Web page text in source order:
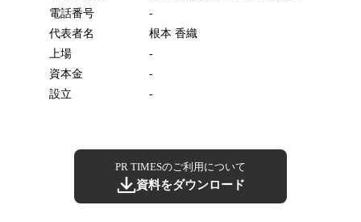
電話番号
-
代表者名
根本 香織
上場
-
資本金
-
設立
-
PR TIMESのご利用について
資料をダウンロード